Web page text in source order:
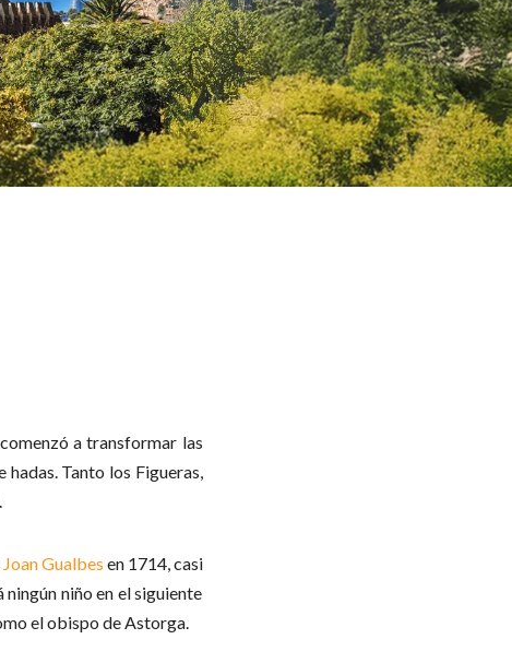
a transformar las
Tanto los Figueras,
Joan Gualbes en 1714, casi
niño en el siguiente
el obispo de Astorga.